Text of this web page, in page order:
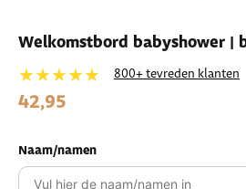
Welkomstbord babyshower |
★★★★★ 800+ tevreden klanten
42,95
Naam/namen